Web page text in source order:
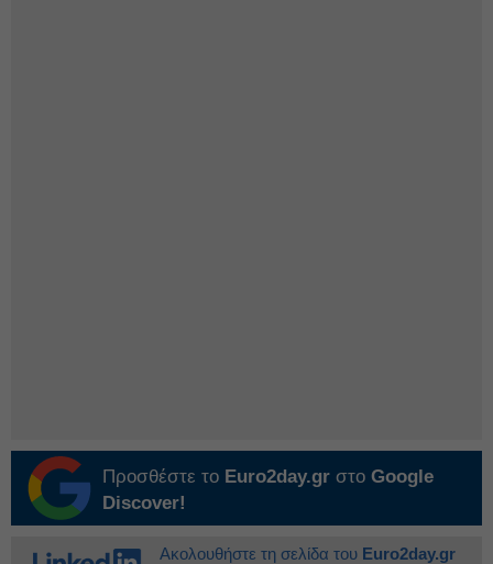
Προσθέστε το Euro2day.gr στο Google
Discover!
Ακολουθήστε τη σελίδα του Euro2day.gr